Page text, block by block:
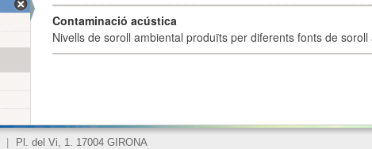
Contaminació acústica
Nivells de soroll ambiental produïts per diferents fonts de soroll
Pl. del Vi, 1. 17004 GIRONA